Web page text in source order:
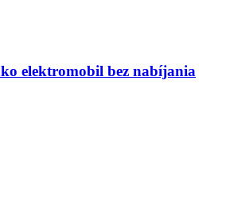
elektromobil bez nabíjania